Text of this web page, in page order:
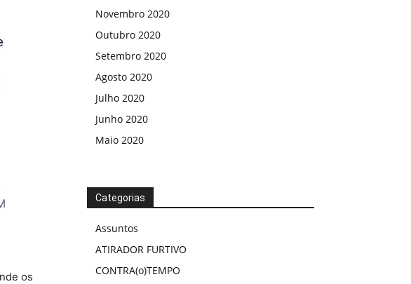
os
Novembro 2020
Outubro 2020
Setembro 2020
Agosto 2020
Julho 2020
Junho 2020
Maio 2020
Categorias
Assuntos
ATIRADOR FURTIVO
CONTRA(o)TEMPO